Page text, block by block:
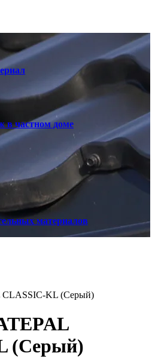
в частном доме
материалов
CLASSIC-KL (Серый)
(Серый)